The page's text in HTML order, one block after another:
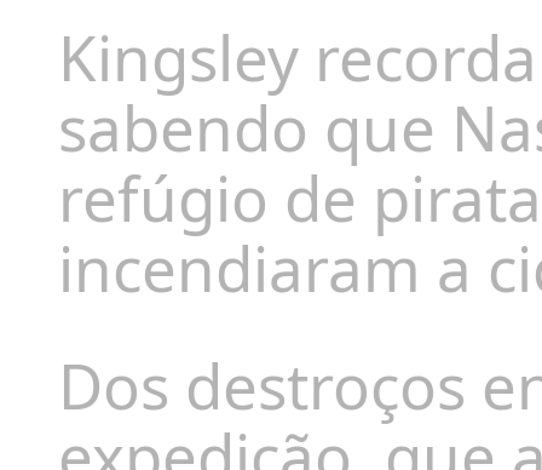
Kingsley
sabendo que
refúgio de
incendiaram a
Dos destroços